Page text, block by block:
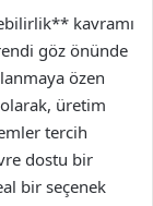
kavramı
göz önünde
özen
üretim
tercih
dostu bir
bir seçenek